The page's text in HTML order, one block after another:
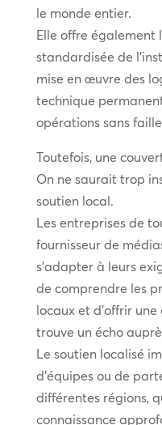
le monde entier.
Elle offre également
standardisée de
mise en œuvre des
technique
opérations sans
Toutefois, une
On ne saurait trop
soutien local.
Les entreprises de
fournisseur de
s’adapter à leurs
de comprendre les
locaux et d’offrir
trouve un écho
Le soutien localisé
d’équipes ou de
différentes régions,
connaissance